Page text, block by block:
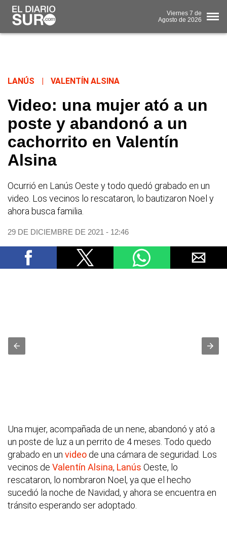
Viernes 7 de
Agosto de 2026
LANÚS VALENTÍN ALSINA
Video: una mujer ató a un
poste y abandonó a un
cachorrito en Valentín
Alsina
Ocurrió en Lanús Oeste y todo quedó grabado en un
video. Los vecinos lo rescataron, lo bautizaron Noel y
ahora busca familia.
29 DE DICIEMBRE DE 2021 - 12:46
Una mujer, acompañada de un nene, abandonó y ató a
un poste de luz a un perrito de 4 meses. Todo quedo
grabado en un video de una cámara de seguridad. Los
vecinos de Valentín Alsina, Lanús Oeste, lo
rescataron, lo nombraron Noel, ya que el hecho
sucedió la noche de Navidad, y ahora se encuentra en
tránsito esperando ser adoptado.